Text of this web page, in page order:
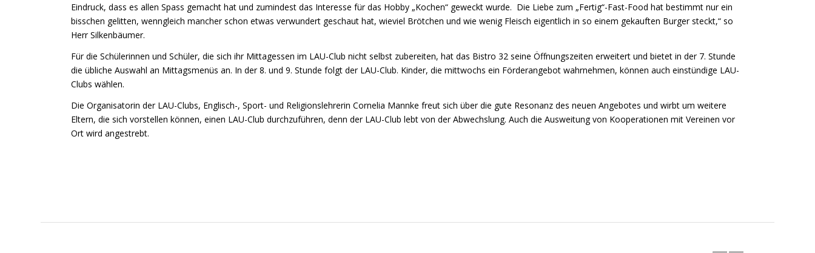
Eindruck, dass es allen Spass gemacht hat und zumindest das Interesse für das Hobby „Kochen“ geweckt wurde. Die Liebe zum „Fertig“-Fast-Food hat bestimmt nur ein
bisschen gelitten, wenngleich mancher schon etwas verwundert geschaut hat, wieviel Brötchen und wie wenig Fleisch eigentlich in so einem gekauften Burger steckt,“ so
Herr Silkenbäumer.
Für die Schülerinnen und Schüler, die sich ihr Mittagessen im LAU-Club nicht selbst zubereiten, hat das Bistro 32 seine Öffnungszeiten erweitert und bietet in der 7. Stunde
die übliche Auswahl an Mittagsmenüs an. In der 8. und 9. Stunde folgt der LAU-Club. Kinder, die mittwochs ein Förderangebot wahrnehmen, können auch einstündige LAU-
Clubs wählen.
Die Organisatorin der LAU-Clubs, Englisch-, Sport- und Religionslehrerin Cornelia Mannke freut sich über die gute Resonanz des neuen Angebotes und wirbt um weitere
Eltern, die sich vorstellen können, einen LAU-Club durchzuführen, denn der LAU-Club lebt von der Abwechslung. Auch die Ausweitung von Kooperationen mit Vereinen vor
Ort wird angestrebt.